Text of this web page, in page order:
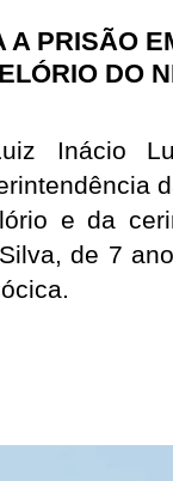
A PRISÃO
DO
Inácio
e da
de 7
.